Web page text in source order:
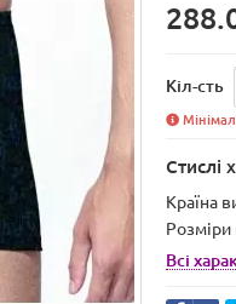
Кіл-сть
Стислі
Країна
Розміри
Всі